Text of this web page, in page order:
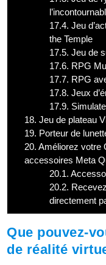
17.4. Jeu
the Temple
17.5. Jeu de
17.6. RPG
17.7. RPG
17.8. Jeux
17.9.
18. Jeu de plateau
19. Porteur de
20. Améliorez votre
accessoires Meta
20.1.
20.2.
directement
Que pouvez-
de réalité